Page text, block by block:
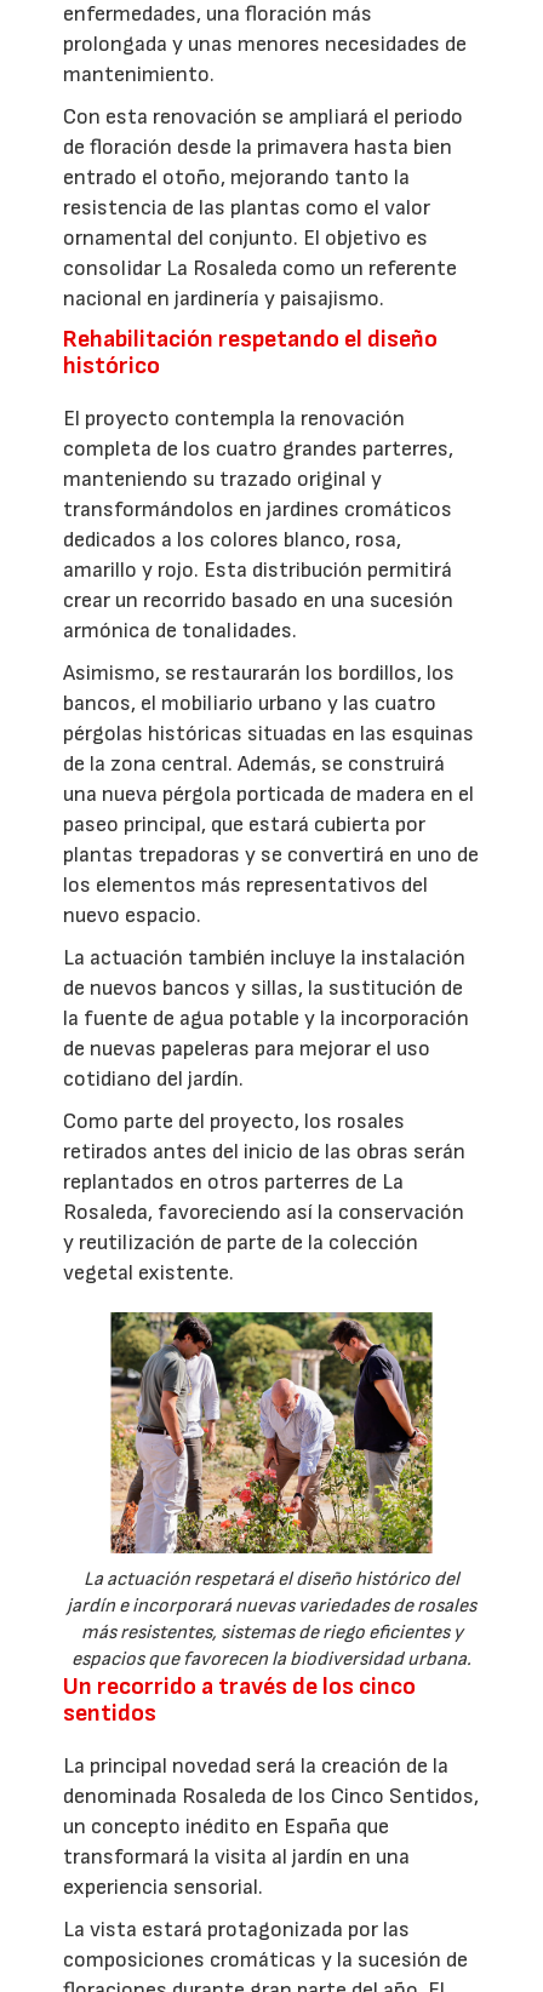
enfermedades, una floración más
prolongada y unas menores necesidades de
mantenimiento.
Con esta renovación se ampliará el periodo
de floración desde la primavera hasta bien
entrado el otoño, mejorando tanto la
resistencia de las plantas como el valor
ornamental del conjunto. El objetivo es
consolidar La Rosaleda como un referente
nacional en jardinería y paisajismo.
Rehabilitación respetando el diseño
histórico
El proyecto contempla la renovación
completa de los cuatro grandes parterres,
manteniendo su trazado original y
transformándolos en jardines cromáticos
dedicados a los colores blanco, rosa,
amarillo y rojo. Esta distribución permitirá
crear un recorrido basado en una sucesión
armónica de tonalidades.
Asimismo, se restaurarán los bordillos, los
bancos, el mobiliario urbano y las cuatro
pérgolas históricas situadas en las esquinas
de la zona central. Además, se construirá
una nueva pérgola porticada de madera en el
paseo principal, que estará cubierta por
plantas trepadoras y se convertirá en uno de
los elementos más representativos del
nuevo espacio.
La actuación también incluye la instalación
de nuevos bancos y sillas, la sustitución de
la fuente de agua potable y la incorporación
de nuevas papeleras para mejorar el uso
cotidiano del jardín.
Como parte del proyecto, los rosales
retirados antes del inicio de las obras serán
replantados en otros parterres de La
Rosaleda, favoreciendo así la conservación
y reutilización de parte de la colección
vegetal existente.
La actuación respetará el diseño histórico del
jardín e incorporará nuevas variedades de rosales
más resistentes, sistemas de riego eficientes y
espacios que favorecen la biodiversidad urbana.
Un recorrido a través de los cinco
sentidos
La principal novedad será la creación de la
denominada Rosaleda de los Cinco Sentidos,
un concepto inédito en España que
transformará la visita al jardín en una
experiencia sensorial.
La vista estará protagonizada por las
composiciones cromáticas y la sucesión de